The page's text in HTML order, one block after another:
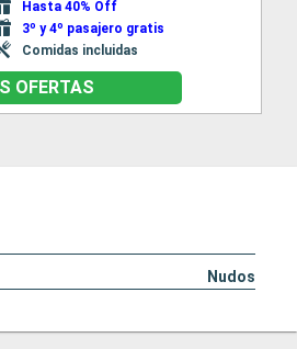
Hasta 40% Off
3º y 4º pasajero gratis
Comidas incluidas
OFERTAS
Nudos